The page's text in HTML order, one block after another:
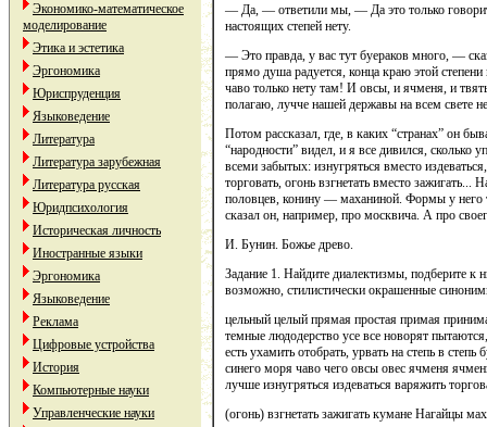
Экономико-математическое
моделирование
Этика и эстетика
Эргономика
Юриспруденция
Языковедение
Литература
Литература зарубежная
Литература русская
Юридпсихология
Историческая личность
Иностранные языки
Эргономика
Языковедение
Реклама
Цифровые устройства
История
Компьютерные науки
Управленческие науки
— Да, — ответили мы, — Да это только
настоящих степей нету.
— Это правда, у вас тут буераков много, —
прямо душа радуется, конца краю этой
чаво только нету там! И овсы, и ячменя, и
полагаю, лучче нашей державы на всем свете
Потом рассказал, где, в каких “странах” он
“народности” видел, и я все дивился, сколько
всеми забытых: изнугряться вместо
торговать, огонь взгнетать вместо
половцев, конину — маханиной. Формы у
сказал он, например, про москвича. А про
И. Бунин. Божье древо.
Задание 1. Найдите диалектизмы, подберите
возможно, стилистически окрашенные
цельный целый прямая простая примая
темные людодерство усе все новорят
есть ухамить отобрать, урвать на степь в
синего моря чаво чего овсы овес ячменя
лучше изнугряться издеваться варяжить
(огонь) взгнетать зажигать кумане Нагайцы